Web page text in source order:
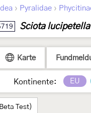
› Pyralidae ›
Sciota lucipetella
Karte
Kontinente: EU
Test)